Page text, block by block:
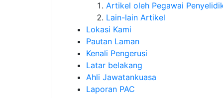
Artikel oleh Pegawai
Lain-lain Artikel
Lokasi Kami
Pautan Laman
Kenali Pengerusi
Latar belakang
Ahli Jawatankuasa
Laporan PAC